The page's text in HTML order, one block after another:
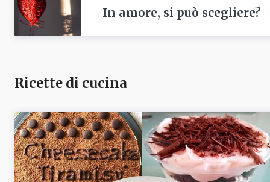
In amore, si può scegliere?
Ricette di cucina